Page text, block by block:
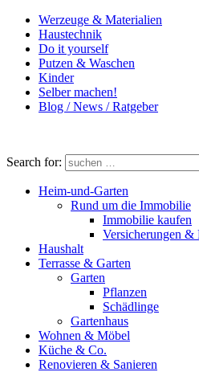
Werzeuge & Materialien
Haustechnik
Do it yourself
Putzen & Waschen
Kinder
Selber machen!
Blog / News / Ratgeber
Search for:
Heim-und-Garten
Rund um die Immobilie
Immobilie kaufen
Versicherungen &
Haushalt
Terrasse & Garten
Garten
Pflanzen
Schädlinge
Gartenhaus
Wohnen & Möbel
Küche & Co.
Renovieren & Sanieren